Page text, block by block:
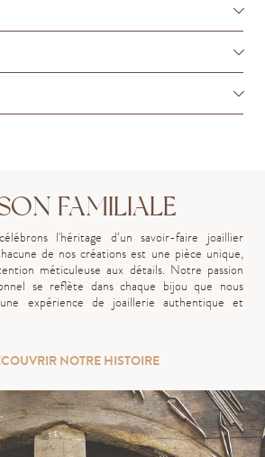
FAMILIALE
l'héritage d’un savoir-faire joaillier
de nos créations est une pièce unique,
méticuleuse aux détails. Notre passion
se reflète dans chaque bijou que nous
expérience de joaillerie authentique et
NOTRE HISTOIRE